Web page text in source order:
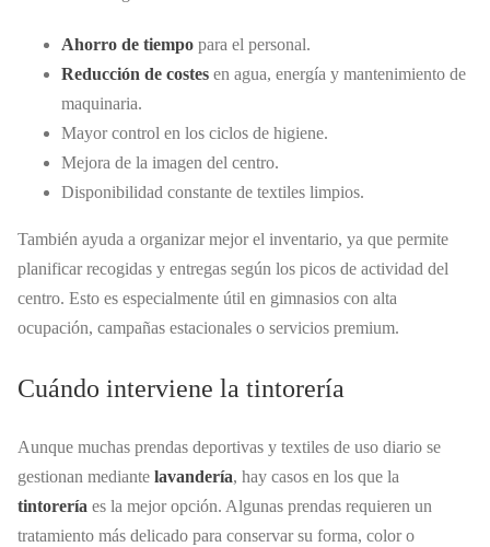
Ahorro de tiempo para el personal.
Reducción de costes en agua, energía y mantenimiento de
maquinaria.
Mayor control en los ciclos de higiene.
Mejora de la imagen del centro.
Disponibilidad constante de textiles limpios.
También ayuda a organizar mejor el inventario, ya que permite
planificar recogidas y entregas según los picos de actividad del
centro. Esto es especialmente útil en gimnasios con alta
ocupación, campañas estacionales o servicios premium.
Cuándo interviene la tintorería
Aunque muchas prendas deportivas y textiles de uso diario se
gestionan mediante lavandería, hay casos en los que la
tintorería es la mejor opción. Algunas prendas requieren un
tratamiento más delicado para conservar su forma, color o